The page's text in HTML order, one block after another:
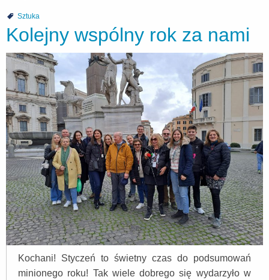
Sztuka
Kolejny wspólny rok za nami
Kochani! Styczeń to świetny czas do podsumowań
minionego roku! Tak wiele dobrego się wydarzyło w